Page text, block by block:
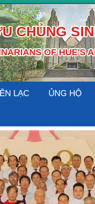
CHỦNG
OF HUE'S
LẠC ỦNG HỘ